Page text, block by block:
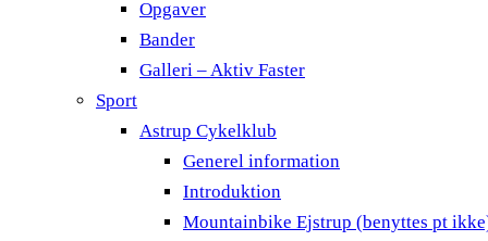
Opgaver
Bander
Galleri – Aktiv Faster
Sport
Astrup Cykelklub
Generel information
Introduktion
Mountainbike Ejstrup (benyttes pt